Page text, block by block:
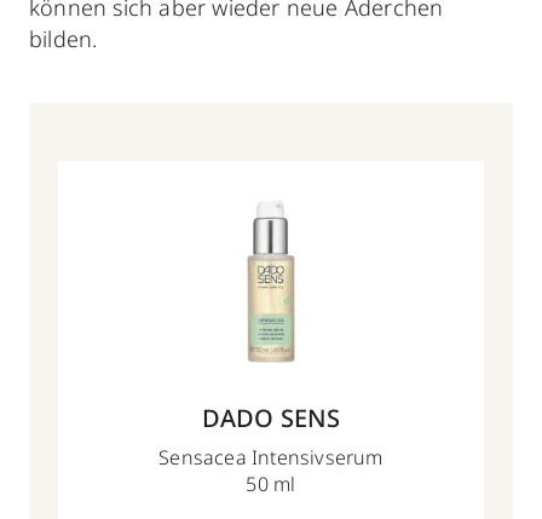
können sich aber wieder neue Äderchen
bilden.
DADO SENS
Sensacea Intensivserum
50 ml